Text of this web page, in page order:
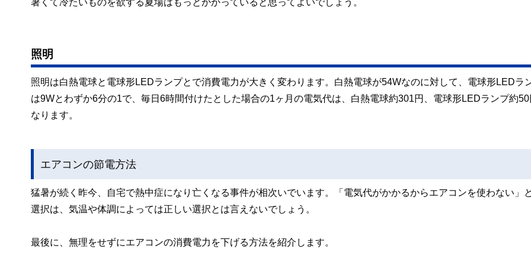
照明
照明は白熱電球と電球形LEDランプとで消費電力が大きく変わります。白熱電球が54Wなのに対して、電球形LEDラ
は9Wとわずか6分の1で、毎日6時間付けたとした場合の1ヶ月の電気代は、白熱電球約301円、電球形LEDランプ約50
なります。
エアコンの節電方法
猛暑が続く昨今、自宅で熱中症になり亡くなる事件が相次いでいます。「電気代がかかるからエアコンを使わない」
選択は、気温や体調によっては正しい選択とは言えないでしょう。
最後に、無理をせずにエアコンの消費電力を下げる方法を紹介します。